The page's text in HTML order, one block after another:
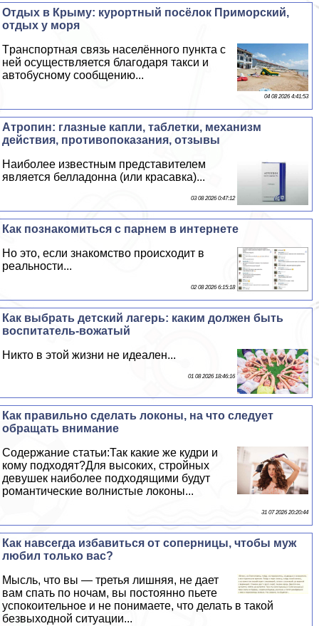
Отдых в Крыму: курортный посёлок Приморский,
отдых у моря
Tрaнcпортная связь населённого пункта с
ней осуществляется благодаря такси и
автобусному сообщению...
04 08 2026 4:41:53
Атропин: глазные капли, таблетки, механизм
действия, противопоказания, отзывы
Наиболее известным представителем
является белладонна (или красавка)...
03 08 2026 0:47:12
Как познакомиться с парнем в интернете
Но это, если знакомство происходит в
реальности...
02 08 2026 6:15:18
Как выбрать детский лагерь: каким должен быть
воспитатель-вожатый
Никто в этой жизни не идеален...
01 08 2026 18:46:16
Как правильно сделать локоны, на что следует
обращать внимание
Содержание статьи:Так какие же кудри и
кому подходят?Для высоких, стройных
дeвyшек наиболее подходящими будут
романтические волнистые локоны...
31 07 2026 20:20:44
Как навсегда избавиться от соперницы, чтобы муж
любил только вас?
Мысль, что вы — третья лишняя, не дает
вам спать по ночам, вы постоянно пьете
успокоительное и не понимаете, что делать в такой
безвыходной ситуации...